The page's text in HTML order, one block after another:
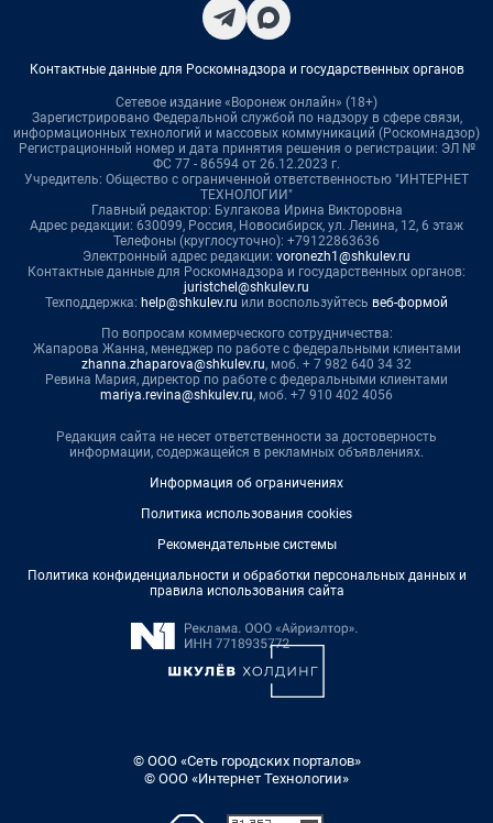
Контактные данные для Роскомнадзора и государственных органов
Сетевое издание «Воронеж онлайн» (18+)
Зарегистрировано Федеральной службой по надзору в сфере связи,
информационных технологий и массовых коммуникаций (Роскомнадзор)
Регистрационный номер и дата принятия решения о регистрации: ЭЛ №
ФС 77 - 86594 от 26.12.2023 г.
Учредитель: Общество с ограниченной ответственностью "ИНТЕРНЕТ
ТЕХНОЛОГИИ"
Главный редактор: Булгакова Ирина Викторовна
Адрес редакции: 630099, Россия, Новосибирск, ул. Ленина, 12, 6 этаж
Телефоны (круглосуточно): +79122863636
Электронный адрес редакции: voronezh1@shkulev.ru
Контактные данные для Роскомнадзора и государственных органов:
juristchel@shkulev.ru
Техподдержка: help@shkulev.ru или воспользуйтесь веб-формой
По вопросам коммерческого сотрудничества:
Жапарова Жанна, менеджер по работе с федеральными клиентами
zhanna.zhaparova@shkulev.ru, моб. + 7 982 640 34 32
Ревина Мария, директор по работе с федеральными клиентами
mariya.revina@shkulev.ru, моб. +7 910 402 4056
Редакция сайта не несет ответственности за достоверность
информации, содержащейся в рекламных объявлениях.
Информация об ограничениях
Политика использования cookies
Рекомендательные системы
Политика конфиденциальности и обработки персональных данных и
правила использования сайта
© ООО «Сеть городских порталов»
© ООО «Интернет Технологии»